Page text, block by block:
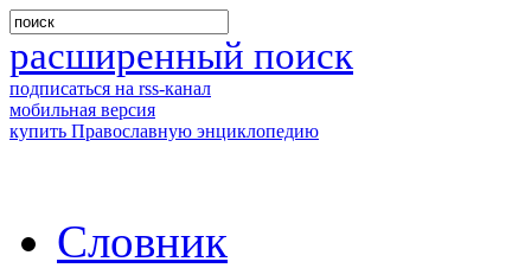
расширенный поиск
подписаться на rss-канал
мобильная версия
купить Православную энциклопедию
Словник